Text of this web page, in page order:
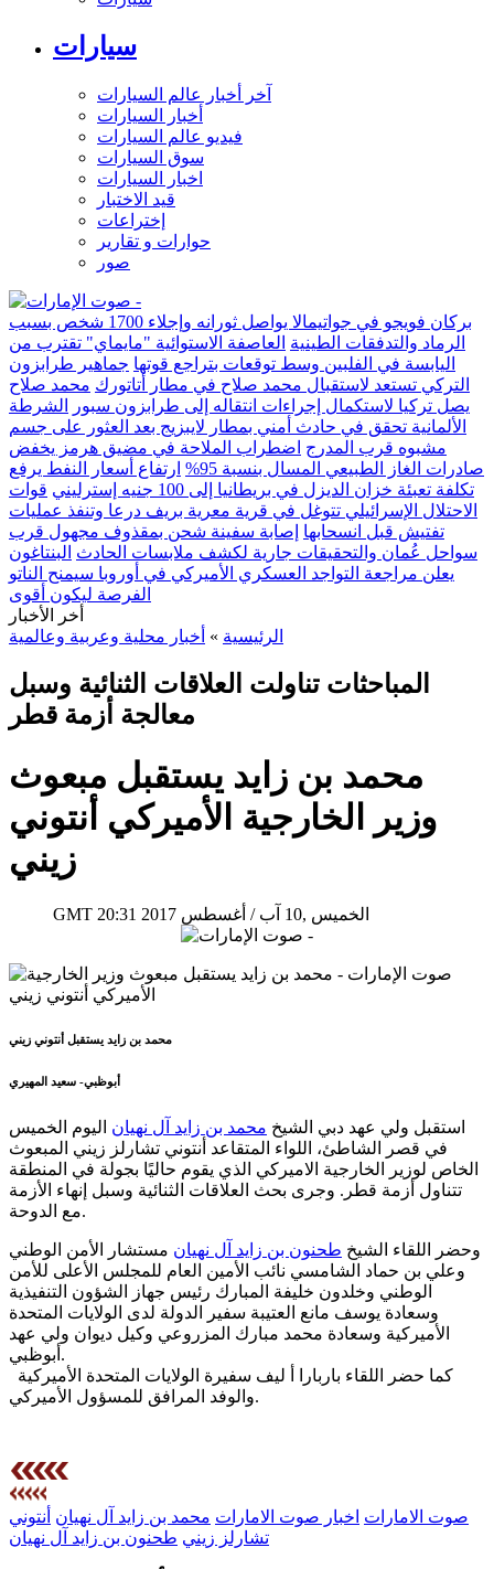
سيارات
آخر أخبار عالم السيارات
أخبار السيارات
فيديو عالم السيارات
سوق السيارات
اخبار السيارات
قيد الاختبار
إختراعات
حوارات و تقارير
صور
بركان فويجو في جواتيمالا يواصل ثورانه وإجلاء 1700 شخص بسبب
الرماد والتدفقات الطينية العاصفة الاستوائية "مايماي" تقترب من
اليابسة في الفلبين وسط توقعات بتراجع قوتها جماهير طرابزون
التركي تستعد لاستقبال محمد صلاح في مطار أتاتورك محمد صلاح
يصل تركيا لاستكمال إجراءات انتقاله إلى طرابزون سبور
الشرطة
الألمانية تحقق في حادث أمني بمطار لايبزيج بعد العثور على جسم
مشبوه قرب المدرج اضطراب الملاحة في مضيق هرمز يخفض
صادرات الغاز الطبيعي المسال بنسبة 95%
ارتفاع أسعار النفط يرفع
تكلفة تعبئة خزان الديزل في بريطانيا إلى 100 جنيه إسترليني
قوات
الاحتلال الإسرائيلي تتوغل في قرية معرية بريف درعا وتنفذ عمليات
تفتيش قبل انسحابها إصابة سفينة شحن بمقذوف مجهول قرب
سواحل عُمان والتحقيقات جارية لكشف ملابسات الحادث البنتاغون
يعلن مراجعة التواجد العسكري الأميركي في أوروبا سيمنح الناتو
الفرصة ليكون أقوى
أخر الأخبار
الرئيسية » أخبار محلية وعربية وعالمية
المباحثات تناولت العلاقات الثنائية وسبل
معالجة أزمة قطر
محمد بن زايد يستقبل مبعوث
وزير الخارجية الأميركي أنتوني
زيني
GMT 20:31 2017 الخميس ,10 آب / أغسطس
محمد بن زايد يستقبل أنتوني زيني
أبوظبي- سعيد المهيري
استقبل ولي عهد دبي الشيخ محمد بن زايد آل نهيان اليوم الخميس
في قصر الشاطئ، اللواء المتقاعد أنتوني تشارلز زيني المبعوث
الخاص لوزير الخارجية الاميركي الذي يقوم حاليًا بجولة في المنطقة
تتناول أزمة قطر. وجرى بحث العلاقات الثنائية وسبل إنهاء الأزمة
مع الدوحة.
وحضر اللقاء الشيخ طحنون بن زايد آل نهيان مستشار الأمن الوطني
وعلي بن حماد الشامسي نائب الأمين العام للمجلس الأعلى للأمن
الوطني وخلدون خليفة المبارك رئيس جهاز الشؤون التنفيذية
وسعادة يوسف مانع العتيبة سفير الدولة لدى الولايات المتحدة
الأميركية وسعادة محمد مبارك المزروعي وكيل ديوان ولي عهد
أبوظبي.
والوفد المرافق للمسؤول الأميركي.
صوت الامارات اخبار صوت الامارات محمد بن زايد آل نهيان أنتوني
تشارلز زيني طحنون بن زايد آل نهيان